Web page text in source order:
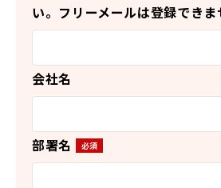
い。フリーメールは登録できま
会社名
部署名